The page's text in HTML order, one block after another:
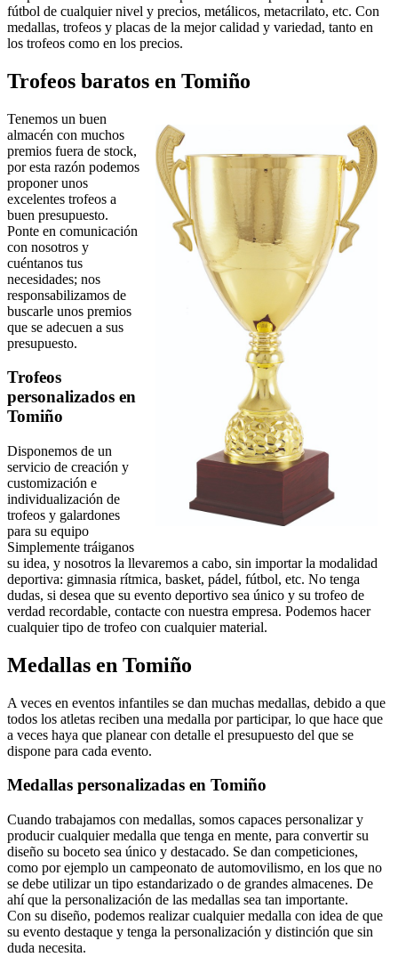
fútbol de cualquier nivel y precios, metálicos, metacrilato, etc. Con
medallas, trofeos y placas de la mejor calidad y variedad, tanto en
los trofeos como en los precios.
Trofeos baratos en Tomiño
Tenemos un buen
almacén con muchos
premios fuera de stock,
por esta razón podemos
proponer unos
excelentes trofeos a
buen presupuesto.
Ponte en comunicación
con nosotros y
cuéntanos tus
necesidades; nos
responsabilizamos de
buscarle unos premios
que se adecuen a sus
presupuesto.
Trofeos
personalizados en
Tomiño
Disponemos de un
servicio de creación y
customización e
individualización de
trofeos y galardones
para su equipo
Simplemente tráiganos
su idea, y nosotros la llevaremos a cabo, sin importar la modalidad
deportiva: gimnasia rítmica, basket, pádel, fútbol, etc. No tenga
dudas, si desea que su evento deportivo sea único y su trofeo de
verdad recordable, contacte con nuestra empresa. Podemos hacer
cualquier tipo de trofeo con cualquier material.
Medallas en Tomiño
A veces en eventos infantiles se dan muchas medallas, debido a que
todos los atletas reciben una medalla por participar, lo que hace que
a veces haya que planear con detalle el presupuesto del que se
dispone para cada evento.
Medallas personalizadas en Tomiño
Cuando trabajamos con medallas, somos capaces personalizar y
producir cualquier medalla que tenga en mente, para convertir su
diseño su boceto sea único y destacado. Se dan competiciones,
como por ejemplo un campeonato de automovilismo, en los que no
se debe utilizar un tipo estandarizado o de grandes almacenes. De
ahí que la personalización de las medallas sea tan importante.
Con su diseño, podemos realizar cualquier medalla con idea de que
su evento destaque y tenga la personalización y distinción que sin
duda necesita.